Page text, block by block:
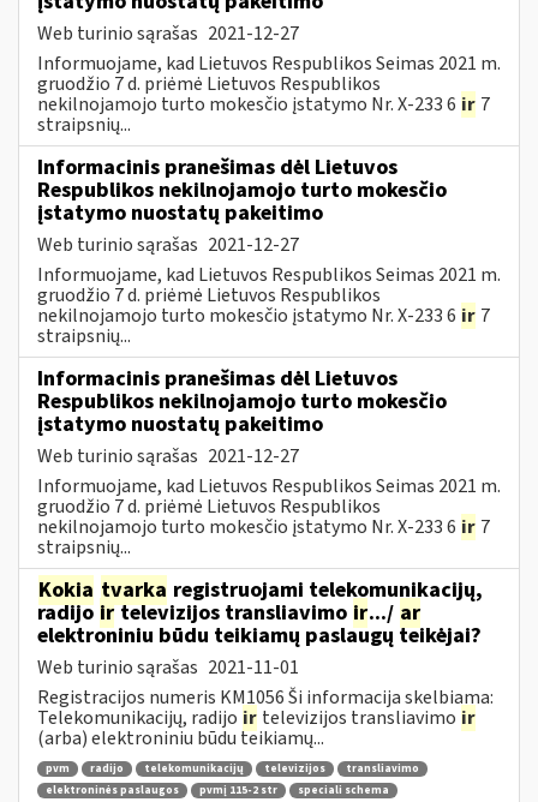
Web turinio sąrašas 2021-12-27
Informuojame, kad Lietuvos Respublikos Seimas 2021 m.
gruodžio 7 d. priėmė Lietuvos Respublikos
nekilnojamojo turto mokesčio įstatymo Nr. X-233 6 ir 7
straipsnių...
Informacinis pranešimas dėl Lietuvos
Respublikos nekilnojamojo turto mokesčio
įstatymo nuostatų pakeitimo
Web turinio sąrašas 2021-12-27
Informuojame, kad Lietuvos Respublikos Seimas 2021 m.
gruodžio 7 d. priėmė Lietuvos Respublikos
nekilnojamojo turto mokesčio įstatymo Nr. X-233 6 ir 7
straipsnių...
Informacinis pranešimas dėl Lietuvos
Respublikos nekilnojamojo turto mokesčio
įstatymo nuostatų pakeitimo
Web turinio sąrašas 2021-12-27
Informuojame, kad Lietuvos Respublikos Seimas 2021 m.
gruodžio 7 d. priėmė Lietuvos Respublikos
nekilnojamojo turto mokesčio įstatymo Nr. X-233 6 ir 7
straipsnių...
Kokia tvarka registruojami telekomunikacijų,
radijo irtelevizijos transliavimo ir.../ ar
elektroniniu būdu teikiamų paslaugų teikėjai?
Web turinio sąrašas 2021-11-01
Registracijos numeris KM1056 Ši informacija skelbiama:
Telekomunikacijų, radijo ir televizijos transliavimo ir
(arba) elektroniniu būdu teikiamų...
pvm radijo telekomunikacijų televizijos
transliavimo
elektroninės paslaugos
pvmį 115-2 str
speciali schema